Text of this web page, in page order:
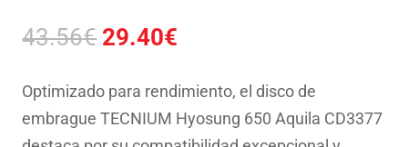
43.56€ El
original
era:
29.40€
actual
es:
Optimizado para rendimiento, el disco de
embrague TECNIUM Hyosung 650 Aquila CD3377